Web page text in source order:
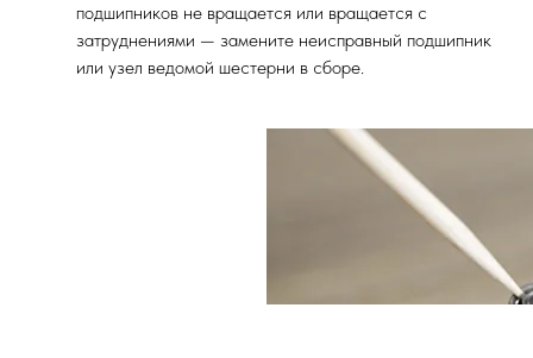
подшипников не вращается или вращается с
затруднениями — замените неисправный подшипник
или узел ведомой шестерни в сборе.